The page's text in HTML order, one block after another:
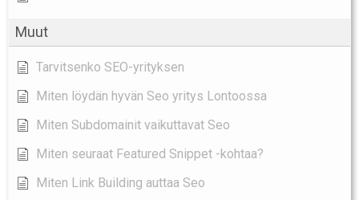
Muut
Tarvitsenko SEO-yrityksen
Miten löydän hyvän Seo yritys Lontoossa
Miten Subdomainit vaikuttavat Seo
Miten seuraat Featured Snippet -kohtaa?
Miten Link Building auttaa Seo